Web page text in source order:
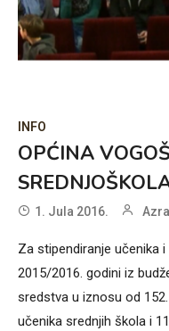
INFO
OPĆINA
1. Jula 2016.
Za stipendiranje učenika
2015/2016. godini iz
sredstva u iznosu od
učenika srednjih škola i